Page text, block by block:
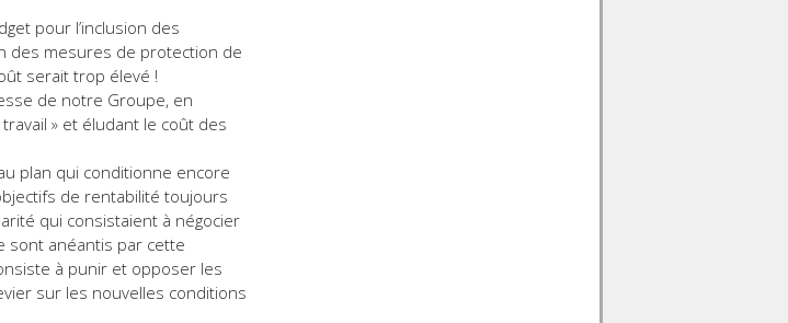
pour l’inclusion des
des mesures de protection de
serait trop élevé !
de notre Groupe, en
» et éludant le coût des
plan qui conditionne encore
de rentabilité toujours
qui consistaient à négocier
sont anéantis par cette
à punir et opposer les
sur les nouvelles conditions